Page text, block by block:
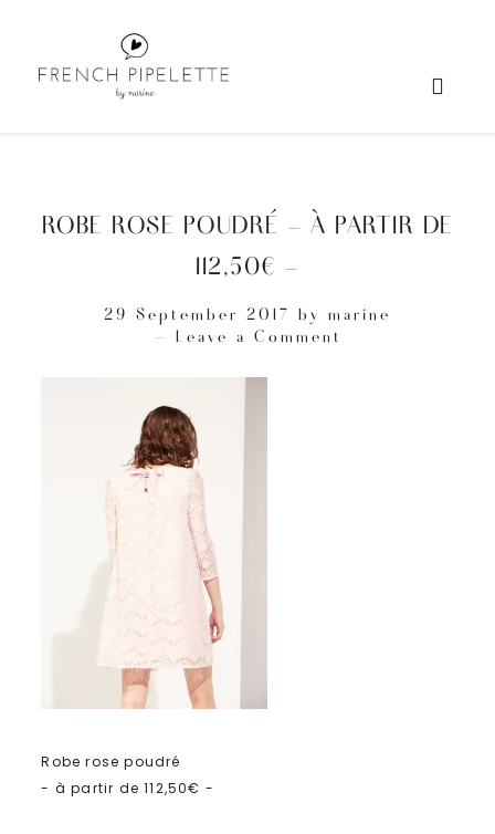
ROBE ROSE POUDRÉ – À PARTIR DE
112,50€ –
29 September 2017 by marine
Leave a Comment
Robe rose poudré
- à partir de 112,50€ -